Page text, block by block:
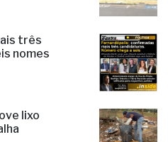
três
nomes
lixo